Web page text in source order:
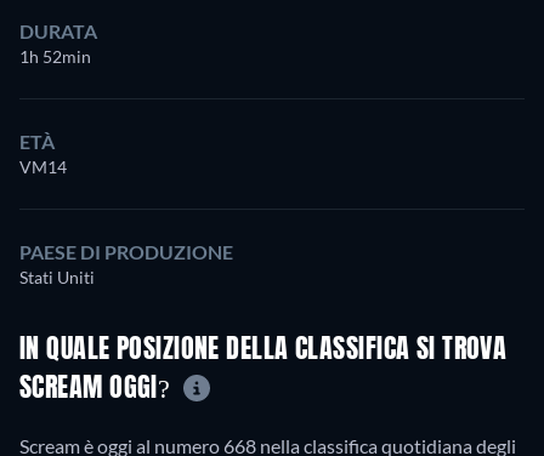
DURATA
1h 52min
ETÀ
VM14
PAESE DI PRODUZIONE
Stati Uniti
IN QUALE POSIZIONE DELLA CLASSIFICA SI TROVA
SCREAM OGGI?
Scream è oggi al numero 668 nella classifica quotidiana degli